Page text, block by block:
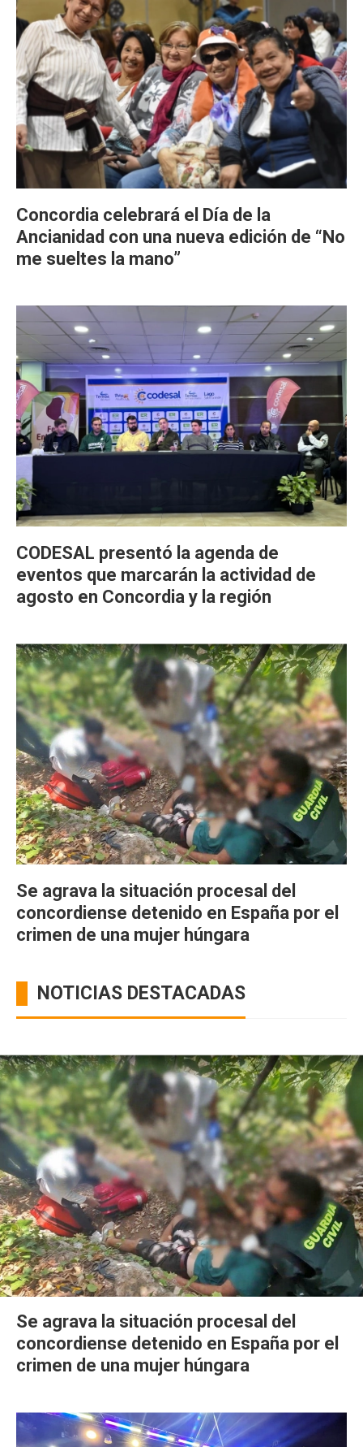
Concordia celebrará el Día de la
Ancianidad con una nueva edición de “No
me sueltes la mano”
CODESAL presentó la agenda de
eventos que marcarán la actividad de
agosto en Concordia y la región
Se agrava la situación procesal del
concordiense detenido en España por el
crimen de una mujer húngara
NOTICIAS DESTACADAS
Se agrava la situación procesal del
concordiense detenido en España por el
crimen de una mujer húngara